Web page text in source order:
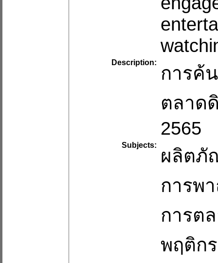
Description:
การค้
ตลาด
2565
Subjects:
ผลิตภั
การพ
การต
พฤติก